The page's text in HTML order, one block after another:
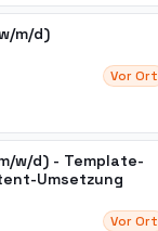
m/d)
Vor Ort
w/d) - Template-
Umsetzung
Vor Ort